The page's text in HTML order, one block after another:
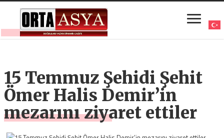
15 Temmuz Şehidi Şehit
Ömer Halis Demir’in
mezarını ziyaret ettiler